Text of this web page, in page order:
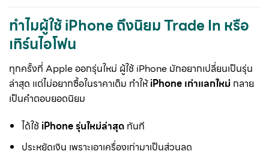
ทำไมผู้ใช้ iPhone ถึงนิยม Trade In หรือ
เทิร์นไอโฟน
ทุกครั้งที่ Apple ออกรุ่นใหม่ ผู้ใช้ iPhone มักอยากเปลี่ยนเป็นรุ่น
ล่าสุด แต่ไม่อยากซื้อในราคาเต็ม ทำให้iPhone เก่าแลกใหม่ กลาย
เป็นคำตอบยอดนิยม
ได้ใช้ iPhone รุ่นใหม่ล่าสุดทันที
ประหยัดเงิน เพราะเอาเครื่องเก่ามาเป็นส่วนลด